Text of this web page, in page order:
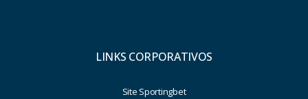
LINKS CORPORATIVOS
Site Sportingbet